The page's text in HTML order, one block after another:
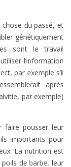
du passé, et
génétiquement
sont le travail
l’information
par exemple s’il
après
par exemple)
faire pousser leur
importants pour
La nutrition est
de barbe, leur